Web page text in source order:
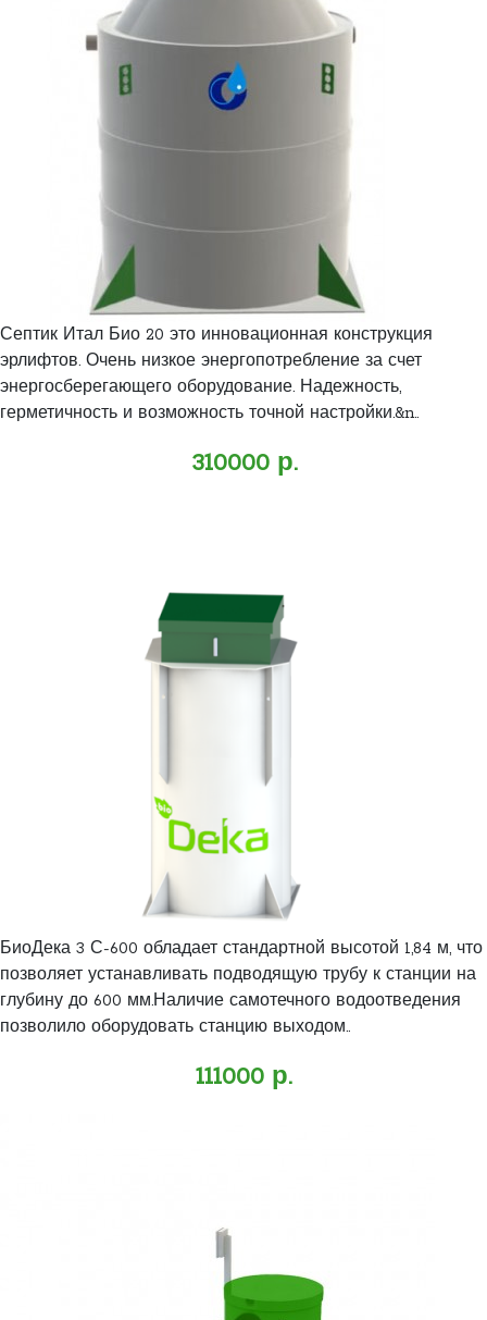
Септик Итал Био 20 это инновационная конструкция
эрлифтов. Очень низкое энергопотребление за счет
энергосберегающего оборудование. Надежность,
герметичность и возможность точной настройки.&n..
310000 р.
БиоДека 3 С-600 обладает стандартной высотой 1,84 м, что
позволяет устанавливать подводящую трубу к станции на
глубину до 600 мм.Наличие самотечного водоотведения
позволило оборудовать станцию выходом..
111000 р.